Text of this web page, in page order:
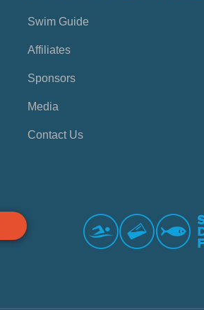
Swim Guide
Affiliates
Sponsors
Media
Contact Us